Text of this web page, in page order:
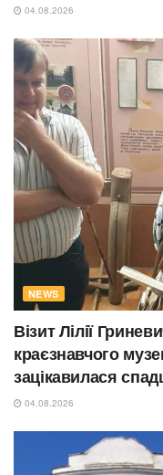
04.08.2026
NEWS
Візит Лілії
краєзнавчого
зацікавилася
04.08.2026